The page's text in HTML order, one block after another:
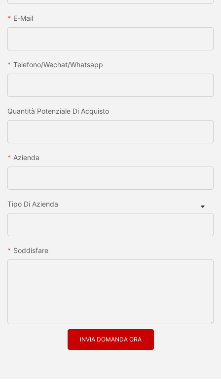
E-Mail
Telefono/wechat/whatsapp
Quantità Potenziale Di Acquisto
Azienda
Tipo Di Azienda
Soddisfare
INVIA DOMANDA ORA